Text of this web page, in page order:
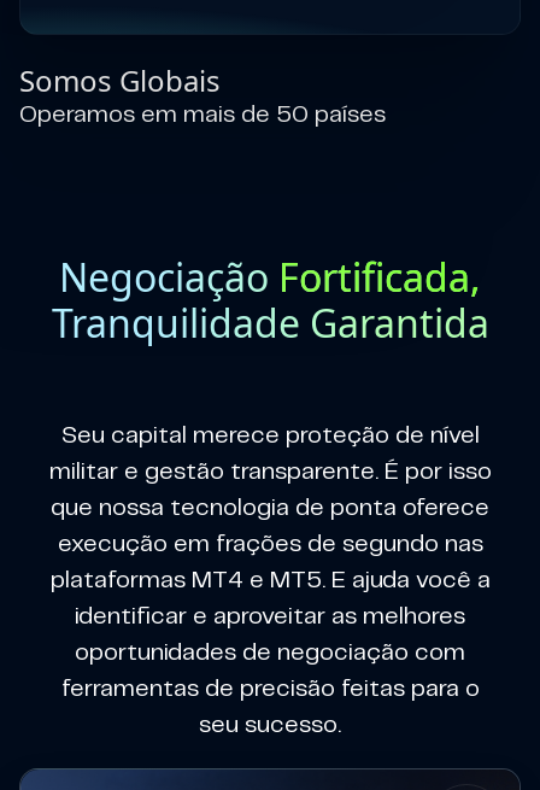
Somos Globais
Operamos em mais de 50 países
Negociação Fortificada,
Tranquilidade Garantida
Seu capital merece proteção de nível
militar e gestão transparente. É por isso
que nossa tecnologia de ponta oferece
execução em frações de segundo nas
plataformas MT4 e MT5. E ajuda você a
identificar e aproveitar as melhores
oportunidades de negociação com
ferramentas de precisão feitas para o
seu sucesso.